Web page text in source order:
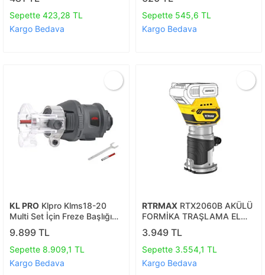
Sepette 423,28 TL
Kargo Bedava
Sepette 545,6 TL
Kargo Bedava
KL PRO Klpro Klms18-20
Multi Set İçin Freze Başlığı
Klmsf02
9.899 TL
Sepette 8.909,1 TL
Kargo Bedava
RTRMAX RTX2060B AKÜLÜ
FORMİKA TRAŞLAMA EL
FREZESİ KÖMÜRSÜZ X-LION
*AKÜSÜZ SATILMAKTADIR*
3.949 TL
Sepette 3.554,1 TL
Kargo Bedava